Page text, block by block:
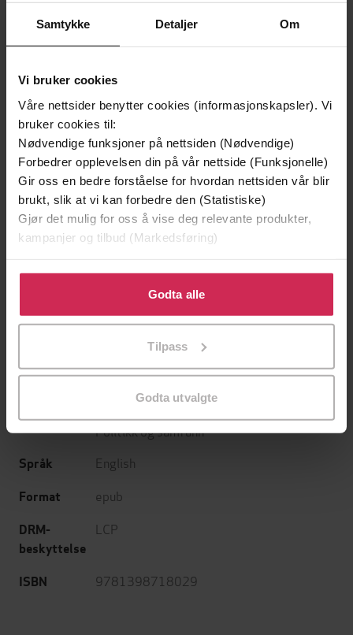
Samtykke Detaljer Om
Vi bruker cookies
Våre nettsider benytter cookies (informasjonskapsler). Vi
bruker cookies til:
Nødvendige funksjoner på nettsiden (Nødvendige)
Forbedrer opplevelsen din på vår nettside (Funksjonelle)
Gir oss en bedre forståelse for hvordan nettsiden vår blir
brukt, slik at vi kan forbedre den (Statistiske)
Gjør det mulig for oss å vise deg relevante produkter,
kampanjer og tilbud (Markedsføring)
Klikk på «Godta alle» for å gi oss ditt samtykke til å
bruke cookies for alle disse formålene. Du kan også
tilpasse ditt samtykke til spesifikke formål ved å klikke
Godta alle
Tilpass
Godta utvalgte
199,-
Minnesota
Jo Nesbø
EBOK
349,-
Utskudd
Jørn Lier Horst
EBOK
Forfattere Ruby Warrington(forfatter)
Orion Spring
Utgitt 13.04.2023
Politikk og samfunn
Språk English
Format epub
DRM-
beskyttelse
LCP
ISBN 9781398718029